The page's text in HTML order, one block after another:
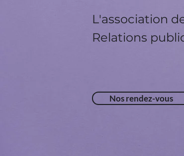
L'association
Relations
Nos rendez-vous